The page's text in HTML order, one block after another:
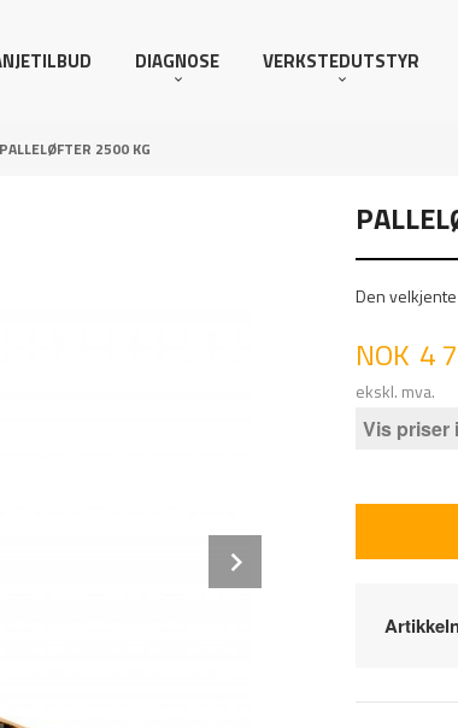
DIAGNOSE VERKSTEDUTSTYR
2500 KG
Den
Pris
NOK 4
ekskl. mva.
Vis priser